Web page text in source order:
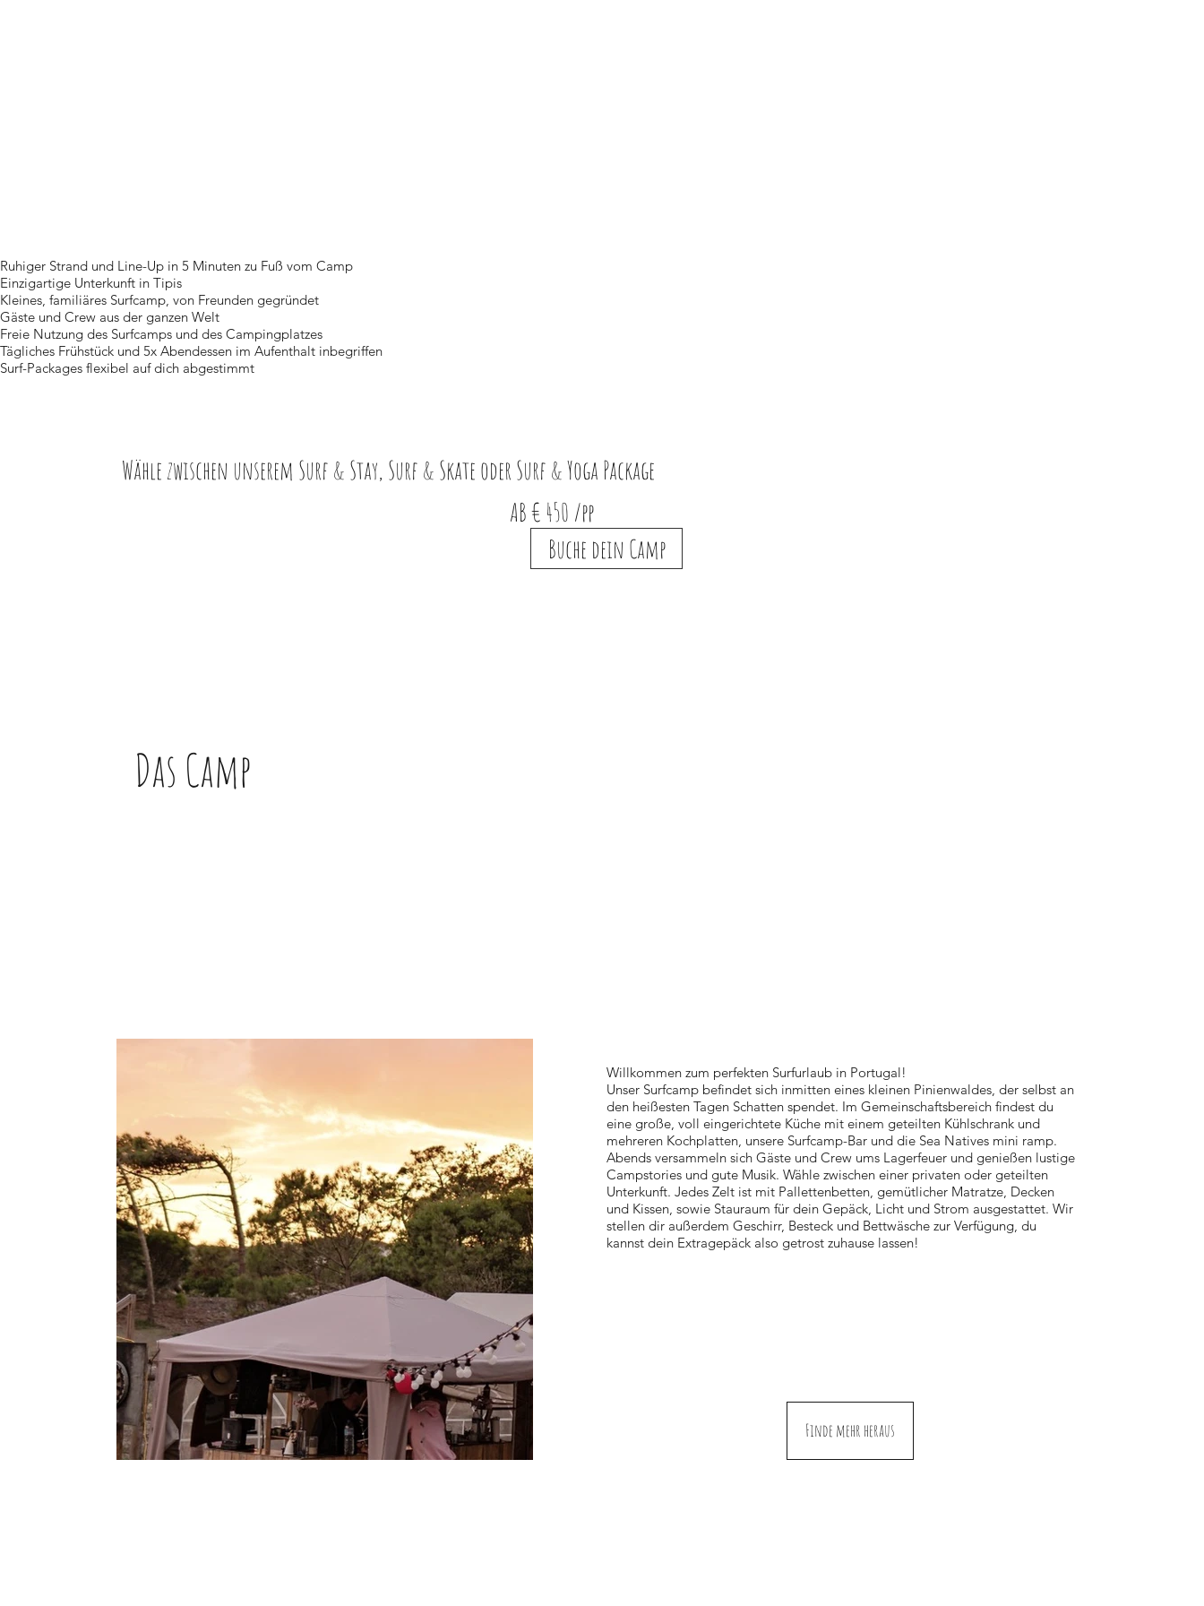
Wähle zwischen unserem Surf & Stay, Surf & Skate oder Surf & Yoga Package
Buche dein Camp
AB € 450 /pp
Ruhiger Strand und Line-Up in 5 Minuten zu Fuß vom Camp
Einzigartige Unterkunft in Tipis
Kleines, familiäres Surfcamp, von Freunden gegründet
Gäste und Crew aus der ganzen Welt
Freie Nutzung des Surfcamps und des Campingplatzes
Tägliches Frühstück und 5x Abendessen im Aufenthalt inbegriffen
Surf-Packages flexibel auf dich abgestimmt
Das Camp
Willkommen zum perfekten Surfurlaub in Portugal!
Unser Surfcamp befindet sich inmitten eines kleinen Pinienwaldes, der selbst an
den heißesten Tagen Schatten spendet. Im Gemeinschaftsbereich findest du
eine große, voll eingerichtete Küche mit einem geteilten Kühlschrank und
mehreren Kochplatten, unsere Surfcamp-Bar und die Sea Natives mini ramp.
Abends versammeln sich Gäste und Crew ums Lagerfeuer und genießen lustige
Campstories und gute Musik. Wähle zwischen einer privaten oder geteilten
Unterkunft. Jedes Zelt ist mit Pallettenbetten, gemütlicher Matratze, Decken
und Kissen, sowie Stauraum für dein Gepäck, Licht und Strom ausgestattet. Wir
stellen dir außerdem Geschirr, Besteck und Bettwäsche zur Verfügung, du
kannst dein Extragepäck also getrost zuhause lassen!
Finde mehr heraus